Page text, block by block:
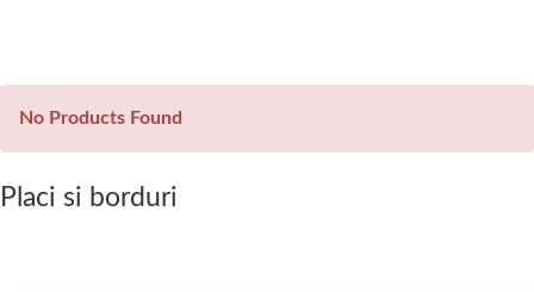
No Products Found
Placi si borduri